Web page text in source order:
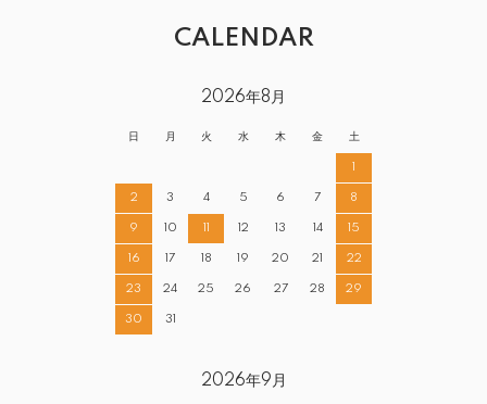
CALENDAR
2026年8月
日 月 火 水 木 金 土
1
2 3 4 5 6 7 8
9 10 11 12 13 14 15
16 17 18 19 20 21 22
23 24 25 26 27 28 29
30 31
2026年9月